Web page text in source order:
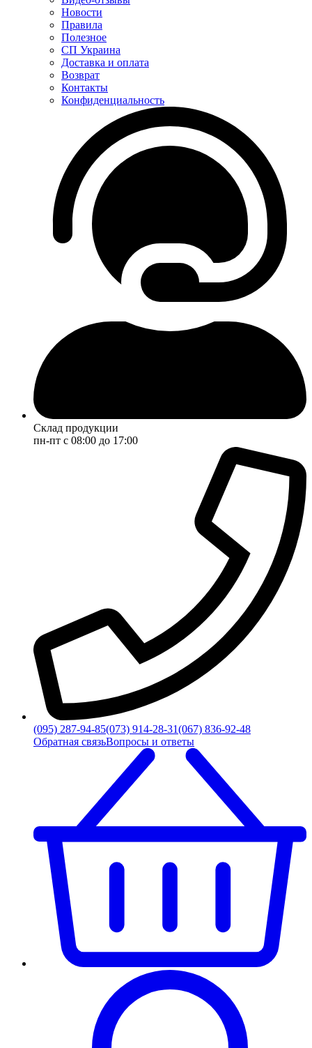
Новости
Правила
Полезное
СП Украина
Доставка и оплата
Возврат
Контакты
Конфиденциальность
Склад продукции
пн-пт с 08:00 до 17:00
(095) 287-94-85(073) 914-28-31(067) 836-92-48
Обратная связьВопросы и ответы